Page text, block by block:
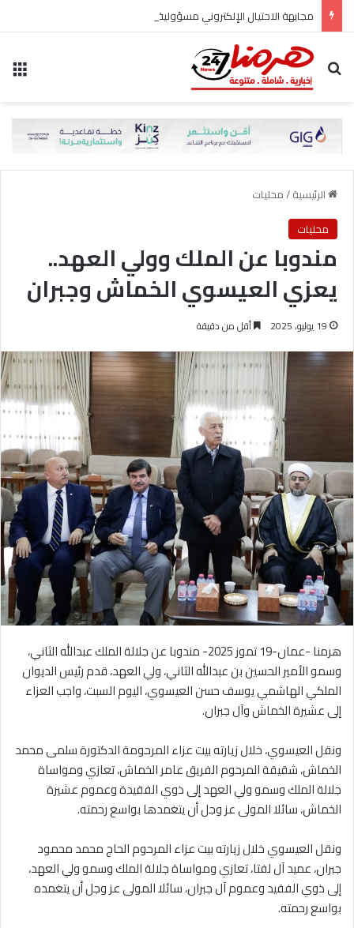
مجابهة الاحتيال الإلكتروني مسؤولية مشتركة
بحث عن
الرئيسية/محليات
محليات
مندوبا عن الملك وولي العهد..
يعزي العيسوي الخماش وجبران
19 يوليو، 2025 أقل من دقيقة
هرمنا -عمان-19 تموز 2025- مندوبا عن جلالة الملك عبدالله الثاني،
وسمو الأمير الحسين بن عبدالله الثاني، ولي العهد، قدم رئيس الديوان
الملكي الهاشمي يوسف حسن العيسوي، اليوم السبت، واجب العزاء
إلى عشيرة الخماش وآل جبران.
ونقل العيسوي، خلال زيارته بيت عزاء المرحومة الدكتورة سلمى محمد
الخماش، شقيقة المرحوم الفريق عامر الخماش، تعازي ومواساة
جلالة الملك وسمو ولي العهد إلى ذوي الفقيدة وعموم عشيرة
الخماش، سائلا المولى عز وجل أن يتغمدها بواسع رحمته.
ونقل العيسوي خلال زيارته بيت عزاء المرحوم الحاج محمد محمود
جبران، عميد آل لفتا، تعازي ومواساة جلالة الملك وسمو ولي العهد،
إلى ذوي الفقيد وعموم آل جبران، سائلا المولى عز وجل أن يتغمده
بواسع رحمته.